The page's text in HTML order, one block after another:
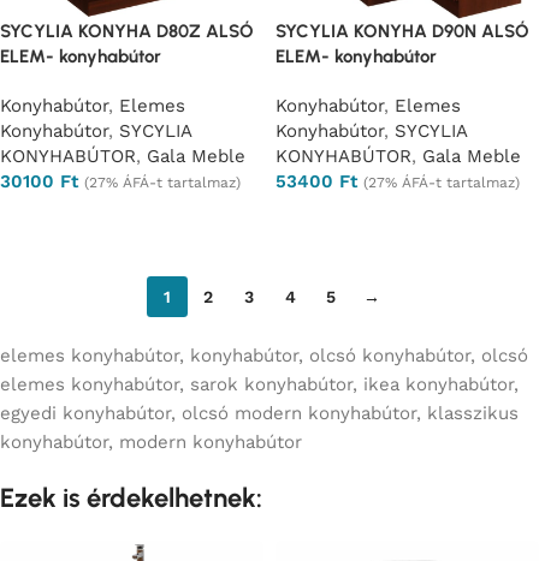
SYCYLIA KONYHA D80Z ALSÓ
ELEM- konyhabútor
Konyhabútor, Elemes
Konyhabútor, SYCYLIA
KONYHABÚTOR, Gala Meble
30100 Ft (27% ÁFÁ-t tartalmaz)
SYCYLIA KONYHA D90N ALSÓ
ELEM- konyhabútor
Konyhabútor, Elemes
Konyhabútor, SYCYLIA
KONYHABÚTOR, Gala Meble
53400 Ft (27% ÁFÁ-t tartalmaz)
1 2 3 4 5 →
elemes konyhabútor, konyhabútor, olcsó konyhabútor, olcsó
elemes konyhabútor, sarok konyhabútor, ikea konyhabútor,
egyedi konyhabútor, olcsó modern konyhabútor, klasszikus
konyhabútor, modern konyhabútor
Ezek is érdekelhetnek: